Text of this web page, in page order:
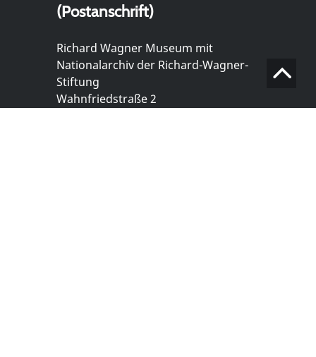
(Postanschrift)
Richard Wagner Museum mit
Nationalarchiv der Richard-Wagner-
Stiftung
Wahnfriedstraße 2